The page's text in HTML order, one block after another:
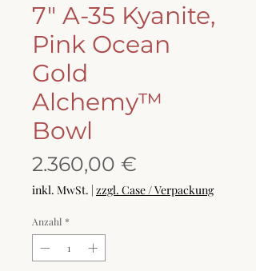
7" A-35 Kyanite,
Pink Ocean
Gold
Alchemy™
Bowl
2.360,00 €
inkl. MwSt. zzgl. Case / Verpackung
Anzahl *